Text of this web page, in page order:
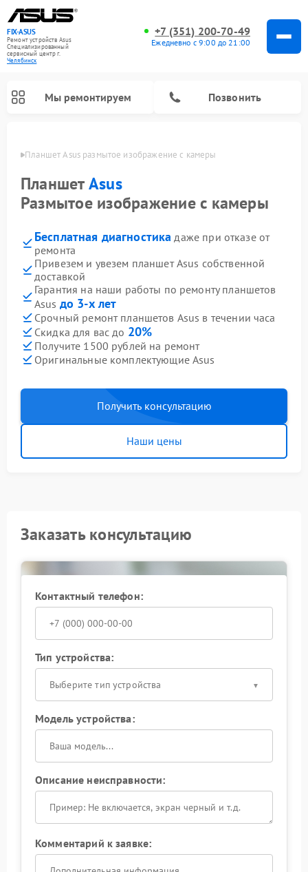
FIX-ASUS
Ремонт устройств Asus
Специализированный
cервисный центр г.
Челябинск
+7 (351) 200-70-49
Ежедневно с 9:00 до 21:00
Мы ремонтируем Позвонить
Планшет Asus размытое изображение с камеры
ПланшетAsus
Размытое изображение с камеры
Бесплатная диагностика даже при отказе от
ремонта
Привезем и увезем планшет Asus собственной
доставкой
Гарантия на наши работы по ремонту планшетов
Asus до 3-х лет
Срочный ремонт планшетов Asus в течении часа
Скидка для вас до 20%
Получите 1500 рублей на ремонт
Оригинальные комплектующие Asus
Получить консультацию
Наши цены
Заказать консультацию
Контактный телефон:
Тип устройства:
Выберите тип устройства
Модель устройства:
Описание неисправности:
Комментарий к заявке: